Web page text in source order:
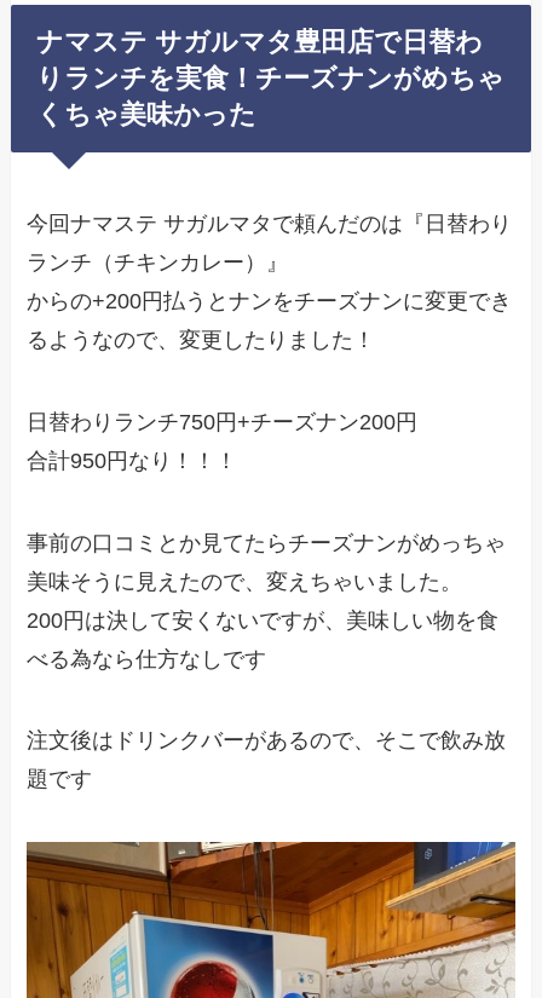
ナマステ サガルマタ豊田店で日替わ
りランチを実食！チーズナンがめちゃ
くちゃ美味かった
今回ナマステ サガルマタで頼んだのは『日替わり
ランチ（チキンカレー）』
からの+200円払うとナンをチーズナンに変更でき
るようなので、変更したりました！
日替わりランチ750円+チーズナン200円
合計950円なり！！！
事前の口コミとか見てたらチーズナンがめっちゃ
美味そうに見えたので、変えちゃいました。
200円は決して安くないですが、美味しい物を食
べる為なら仕方なしです
注文後はドリンクバーがあるので、そこで飲み放
題です